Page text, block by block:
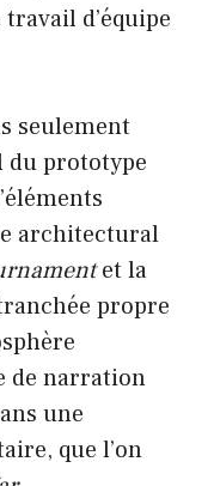
d’équipe
seulement
du prototype
architectural
et la
propre
de narration
une
que l’on